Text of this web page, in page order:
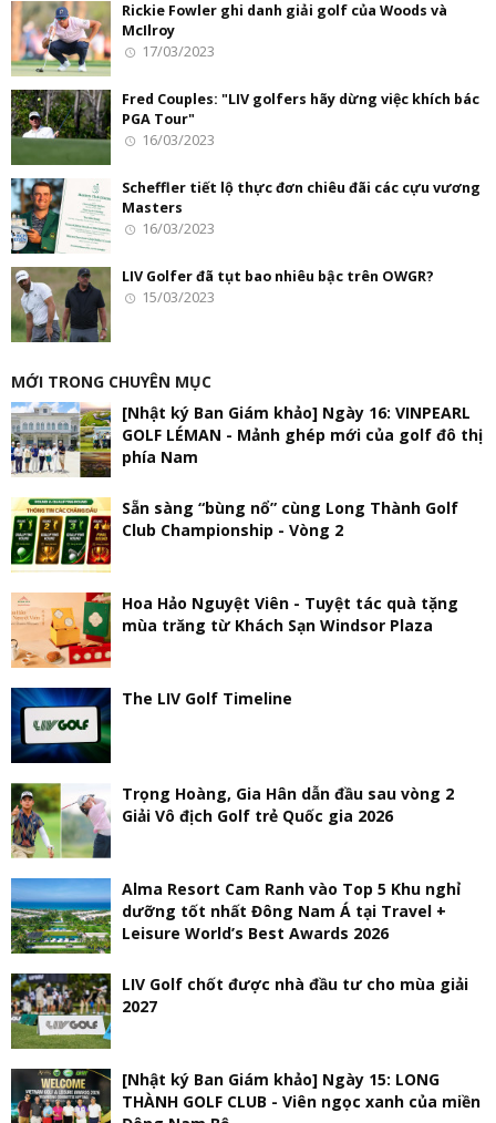
Rickie Fowler ghi danh giải golf của Woods và
McIlroy
17/03/2023
Fred Couples: "LIV golfers hãy dừng việc khích bác
PGA Tour"
16/03/2023
Scheffler tiết lộ thực đơn chiêu đãi các cựu vương
Masters
16/03/2023
LIV Golfer đã tụt bao nhiêu bậc trên OWGR?
15/03/2023
MỚI TRONG CHUYÊN MỤC
[Nhật ký Ban Giám khảo] Ngày 16: VINPEARL
GOLF LÉMAN - Mảnh ghép mới của golf đô thị
phía Nam
Sẵn sàng “bùng nổ” cùng Long Thành Golf
Club Championship - Vòng 2
Hoa Hảo Nguyệt Viên - Tuyệt tác quà tặng
mùa trăng từ Khách Sạn Windsor Plaza
The LIV Golf Timeline
Trọng Hoàng, Gia Hân dẫn đầu sau vòng 2
Giải Vô địch Golf trẻ Quốc gia 2026
Alma Resort Cam Ranh vào Top 5 Khu nghỉ
dưỡng tốt nhất Đông Nam Á tại Travel +
Leisure World’s Best Awards 2026
LIV Golf chốt được nhà đầu tư cho mùa giải
2027
[Nhật ký Ban Giám khảo] Ngày 15: LONG
THÀNH GOLF CLUB - Viên ngọc xanh của miền